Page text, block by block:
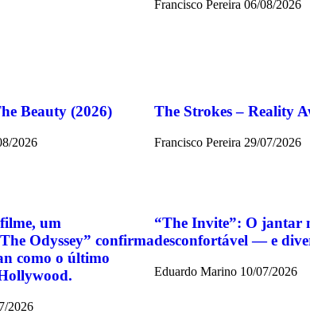
Francisco Pereira 06/08/2026
Beauty (2026)
2026
The Strokes – Reality
Francisco Pereira 29/07/2026
um
Odyssey” confirma
como o último
2026
“The Invite”: O jantar
desconfortável — e
Eduardo Marino 10/07/2026